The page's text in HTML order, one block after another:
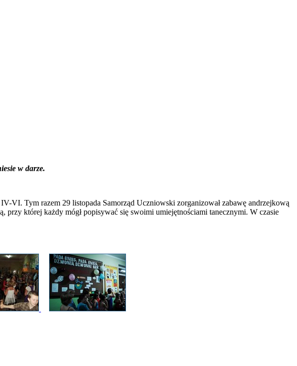
w darze.
VI. Tym razem 29 listopada Samorząd Uczniowski zorganizował zabawę andrzejkową
której każdy mógł popisywać się swoimi umiejętnościami tanecznymi. W czasie